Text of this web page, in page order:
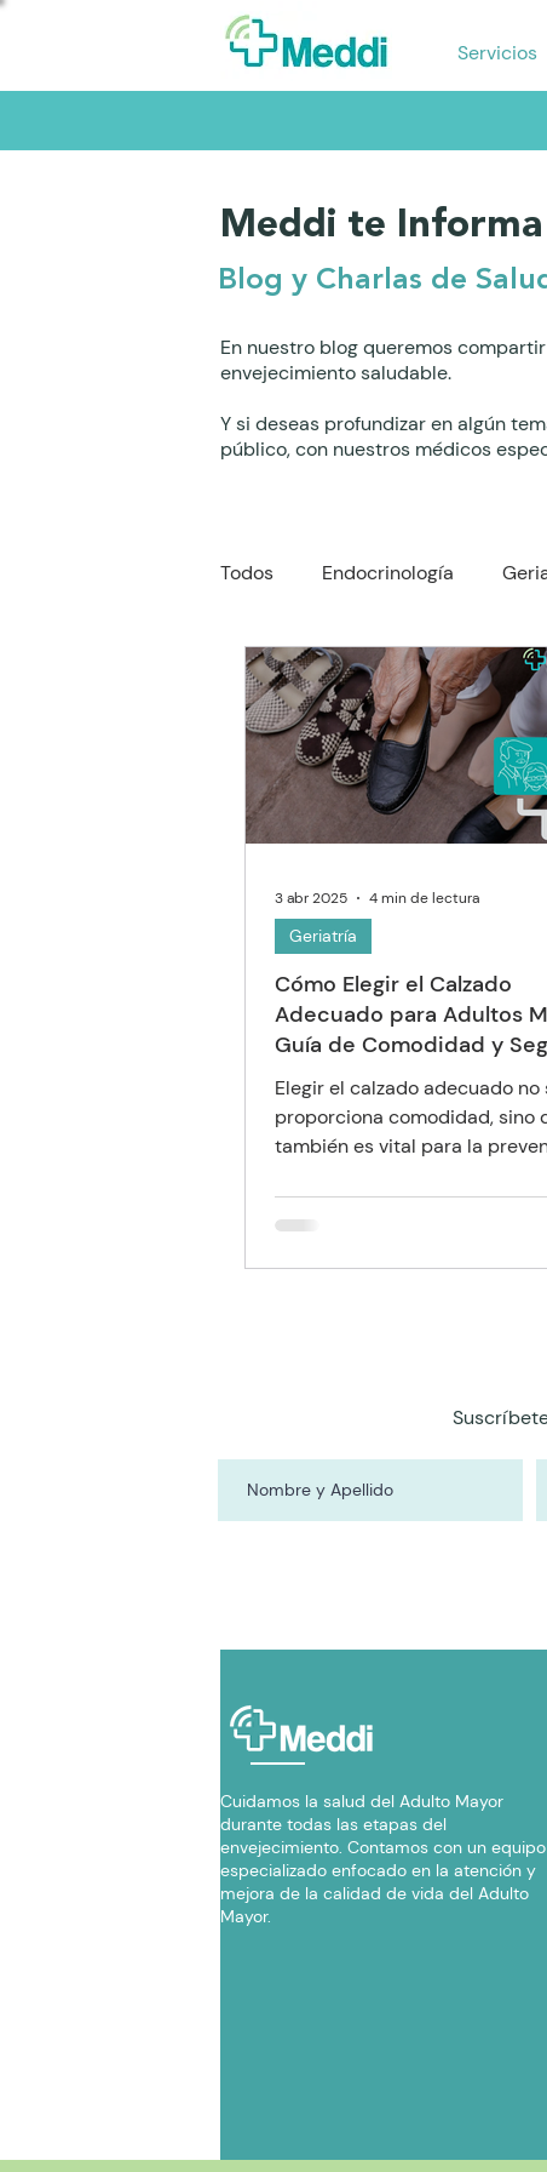
Servicios
Meddi te Informa
Blog y Charlas de
En nuestro blog queremos
envejecimiento saludable.
Y si deseas profundizar en algún
público, con nuestros médicos
Todos Endocrinología
Reumatología
Oftalmología Neumología
Cómo Elegir el Calzado
Adecuado para Adultos
Guía de Comodidad y
Elegir el calzado adecuado no
proporciona comodidad, sino
también es vital para la
Geriatría
3 abr 2025 4 min de lectura
Cuidamos la salud del Adulto Mayor
durante todas las etapas del
envejecimiento. Contamos con un equipo
especializado enfocado en la atención y
mejora de la calidad de vida del Adulto
Mayor.